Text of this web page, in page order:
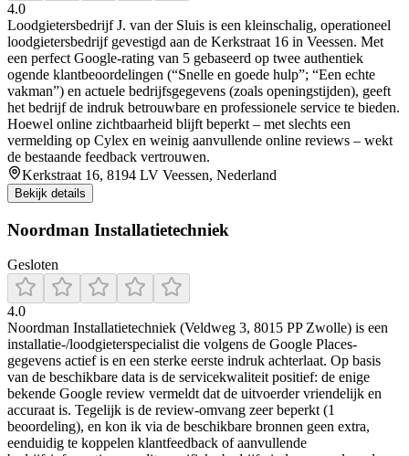
4.0
Loodgietersbedrijf J. van der Sluis is een kleinschalig, operationeel
loodgietersbedrijf gevestigd aan de Kerkstraat 16 in Veessen. Met
een perfect Google-rating van 5 gebaseerd op twee authentiek
ogende klantbeoordelingen (“Snelle en goede hulp”; “Een echte
vakman”) en actuele bedrijfsgegevens (zoals openingstijden), geeft
het bedrijf de indruk betrouwbare en professionele service te bieden.
Hoewel online zichtbaarheid blijft beperkt – met slechts een
vermelding op Cylex en weinig aanvullende online reviews – wekt
de bestaande feedback vertrouwen.
Kerkstraat 16, 8194 LV Veessen, Nederland
Bekijk details
Noordman Installatietechniek
Gesloten
4.0
Noordman Installatietechniek (Veldweg 3, 8015 PP Zwolle) is een
installatie-/loodgieterspecialist die volgens de Google Places-
gegevens actief is en een sterke eerste indruk achterlaat. Op basis
van de beschikbare data is de servicekwaliteit positief: de enige
bekende Google review vermeldt dat de uitvoerder vriendelijk en
accuraat is. Tegelijk is de review-omvang zeer beperkt (1
beoordeling), en kon ik via de beschikbare bronnen geen extra,
eenduidig te koppelen klantfeedback of aanvullende